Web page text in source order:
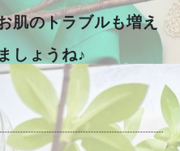
肌のトラブルも増え
しょうね♪